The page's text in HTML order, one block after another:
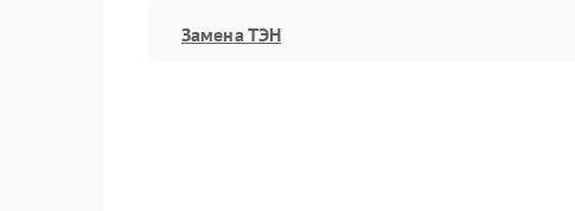
Замена ТЭН